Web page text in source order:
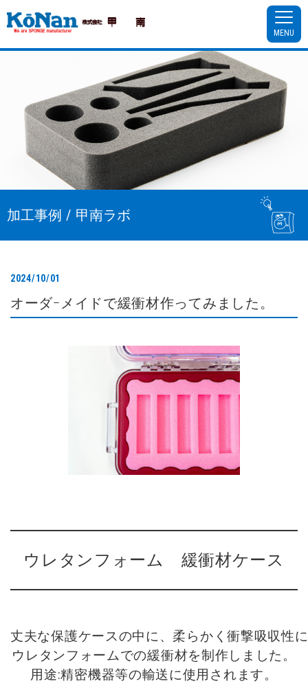
MENU
加工事例 / 甲南ラボ
2024/10/01
オーダｰメイドで緩衝材作ってみました。
ウレタンフォーム 緩衝材ケース
丈夫な保護ケースの中に、柔らかく衝撃吸収性
ウレタンフォームでの緩衝材を制作しました。
用途:精密機器等の輸送に使用されます。